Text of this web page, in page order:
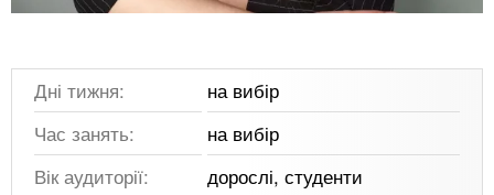
Дні тижня:
на вибір
Час занять:
на вибір
Вік аудиторії:
дорослі, студенти